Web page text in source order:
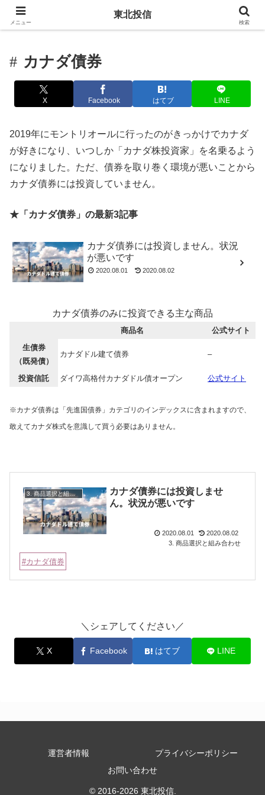
カナダ債券
X Facebook はてブ LINE
2019年にモントリオールに行ったのがきっかけでカナダ
が好きになり、いつしか「カナダ株投資家」を名乗るよう
になりました。ただ、債券を取り巻く環境が悪いことから
カナダ債券には投資していません。
★「カナダ債券」の最新3記事
カナダ債券には投資しません。状況
が悪いです
2020.08.01 2020.08.02
カナダ債券のみに投資できる主な商品
商品名
公式サイト
生債券
（既発債）
カナダドル建て債券 –
投資信託 ダイワ高格付カナダドル債オープン 公式サイト
※カナダ債券は「先進国債券」カテゴリのインデックスに含まれますので、
敢えてカナダ株式を意識して買う必要はありません。
3. 商品選択と組み合わせ
カナダ債券には投資しませ
ん。状況が悪いです
2020.08.01
2020.08.02
3. 商品選択と組み合わせ
カナダ債券
＼シェアしてください／
X Facebook はてブ LINE
運営者情報
プライバシーポリシー
お問い合わせ
© 2016-2026 東北投信.
メニュー
東北投信
検索